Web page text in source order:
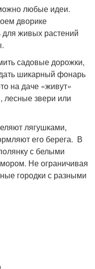
любые идеи.
дворике
живых растений
садовые дорожки,
шикарный фонарь
на даче «живут»
звери или
лягушками,
его берега. В
с белыми
Не ограничивая
городки с разными